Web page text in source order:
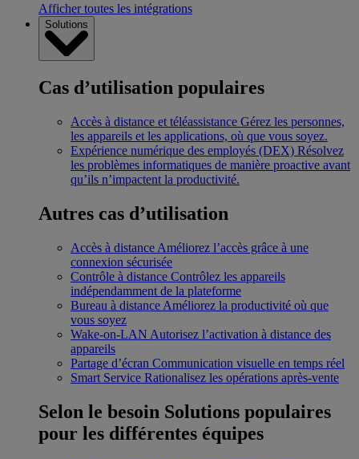
Afficher toutes les intégrations
Solutions
Cas d’utilisation populaires
Accès à distance et téléassistance Gérez les personnes,
les appareils et les applications, où que vous soyez.
Expérience numérique des employés (DEX) Résolvez
les problèmes informatiques de manière proactive avant
qu’ils n’impactent la productivité.
Autres cas d’utilisation
Accès à distance Améliorez l’accès grâce à une
connexion sécurisée
Contrôle à distance Contrôlez les appareils
indépendamment de la plateforme
Bureau à distance Améliorez la productivité où que
vous soyez
Wake-on-LAN Autorisez l’activation à distance des
appareils
Partage d’écran Communication visuelle en temps réel
Smart Service Rationalisez les opérations après-vente
Selon le besoin Solutions populaires
pour les différentes équipes